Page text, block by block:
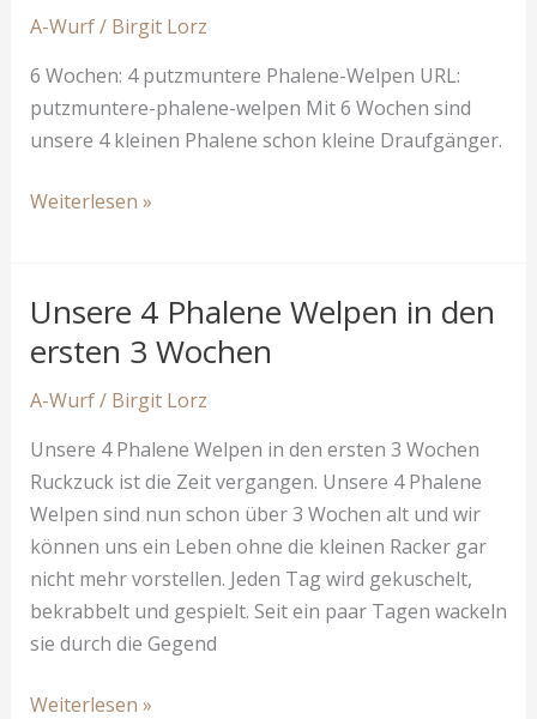
A-Wurf/ Birgit Lorz
6 Wochen: 4 putzmuntere Phalene-Welpen URL:
putzmuntere-phalene-welpen Mit 6 Wochen sind
unsere 4 kleinen Phalene schon kleine Draufgänger.
6
putzmuntere
Phalene-
Welpen
Weiterlesen »
Unsere 4 Phalene Welpen in den
ersten 3 Wochen
A-Wurf/ Birgit Lorz
Unsere 4 Phalene Welpen in den ersten 3 Wochen
Ruckzuck ist die Zeit vergangen. Unsere 4 Phalene
Welpen sind nun schon über 3 Wochen alt und wir
können uns ein Leben ohne die kleinen Racker gar
nicht mehr vorstellen. Jeden Tag wird gekuschelt,
bekrabbelt und gespielt. Seit ein paar Tagen wackeln
sie durch die Gegend
Unsere
Weiterlesen »